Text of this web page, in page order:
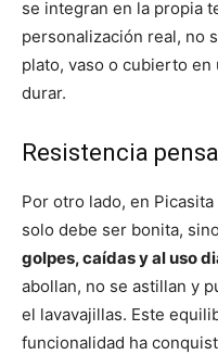
se integran en la propia
personalización real, no
plato, vaso o cubierto
durar.
Resistencia
Por otro lado, en
solo debe ser bonita,
golpes, caídas y al uso
abollan, no se astillan y
el lavavajillas. Este
funcionalidad ha